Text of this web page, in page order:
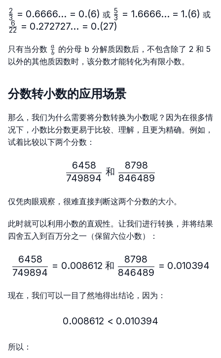
\frac{2}
{3}=0.6666...
= 0.(6)
3
2 = 0.6666... = 0.(6) 或 \frac{5}
{3}=
= 1.(6)
3
5 = 1.6666... = 1.(6) 或
\frac{6}
= 0.(27)
22
6 = 0.272727... = 0.(27)
只有当分数 \frac{a}
{b}
b
a
的分母 b 分解质因数后，不包含除了 2 和 5
以外的其他质因数时，该分数才能转化为有限小数。
分数转小数的应用场景
那么，我们为什么需要将分数转换为小数呢？因为在很多情
况下，小数比分数更易于比较、理解，且更为精确。例如，
试着比较以下两个分数：
\frac{6458}{749894} \
749894
6458
和
846489
8798
仅凭肉眼观察，很难直接判断这两个分数的大小。
此时就可以利用小数的直观性。让我们进行转换，并将结果
四舍五入到百万分之一（保留六位小数）：
749894
6458
= 0.008612 和
846489
8798
= 0.010394
现在，我们可以一目了然地得出结论，因为：
0.008612 < 0.010394
0.008612 < 0.010394
所以：